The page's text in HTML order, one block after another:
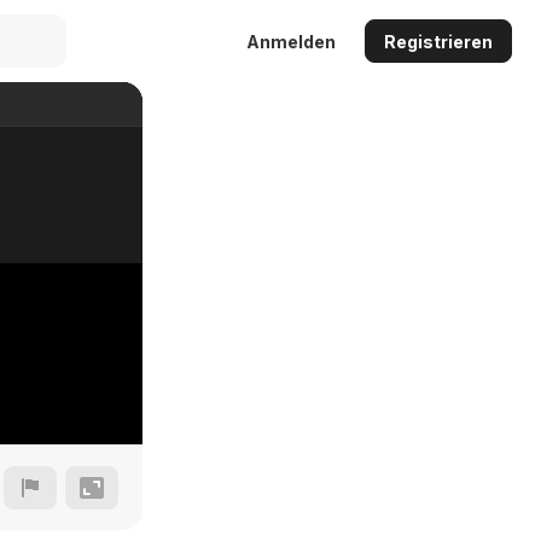
Anmelden Registrieren